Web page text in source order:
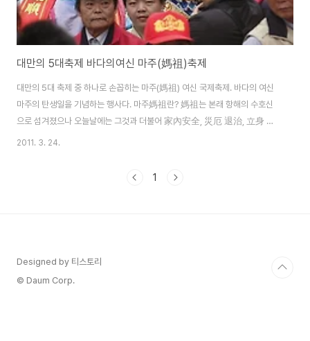
대만의 5대축제 바다의여신 마주(媽祖)축제
대만의 5대 축제 중 하나로 손꼽히는 마주(媽祖) 여신 국제축제. 바다의 여신
마주의 탄생일을 기념하는 행사다. 마주媽祖란? 媽祖는 본래 항해의 수호신
으로 섬겨졌으나 오늘날에는 그것과 더불어 家內安全, 災厄 退治, 立身 開
運 등 재난을 물리치고 안전과 이익을 보장해주는 만능신으로 승격되어, 중국
서 널리 신봉되고 있다. 媽祖는 신이 된 실재의 인물이다. 물론 여기에는 여러
2011. 3. 24.
1
Designed by 티스토리
© Daum Corp.